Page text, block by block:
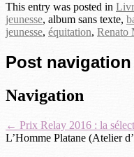
This entry was posted in
jeunesse, album sans texte,
jeunesse, équitation, Renato
Post navigation
Navigation
← Prix Relay 2016 : la
L’Homme Platane (Atelier